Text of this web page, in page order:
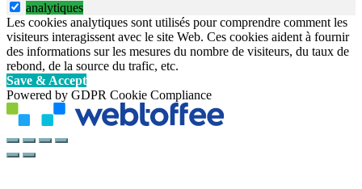
analytiques
Les cookies analytiques sont utilisés pour comprendre comment les
visiteurs interagissent avec le site Web. Ces cookies aident à fournir
des informations sur les mesures du nombre de visiteurs, du taux de
rebond, de la source du trafic, etc.
Save & Accept
Powered by GDPR Cookie Compliance